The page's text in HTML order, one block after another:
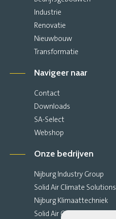
Industrie
Renovatie
Nieuwbouw
Transformatie
Navigeer naar
Contact
Downloads
SA-Select
Webshop
Onze bedrijven
Nijburg Industry Group
Solid Air Climate Solutions
Nijburg Klimaattechniek
Solid Air Climate Ceilings